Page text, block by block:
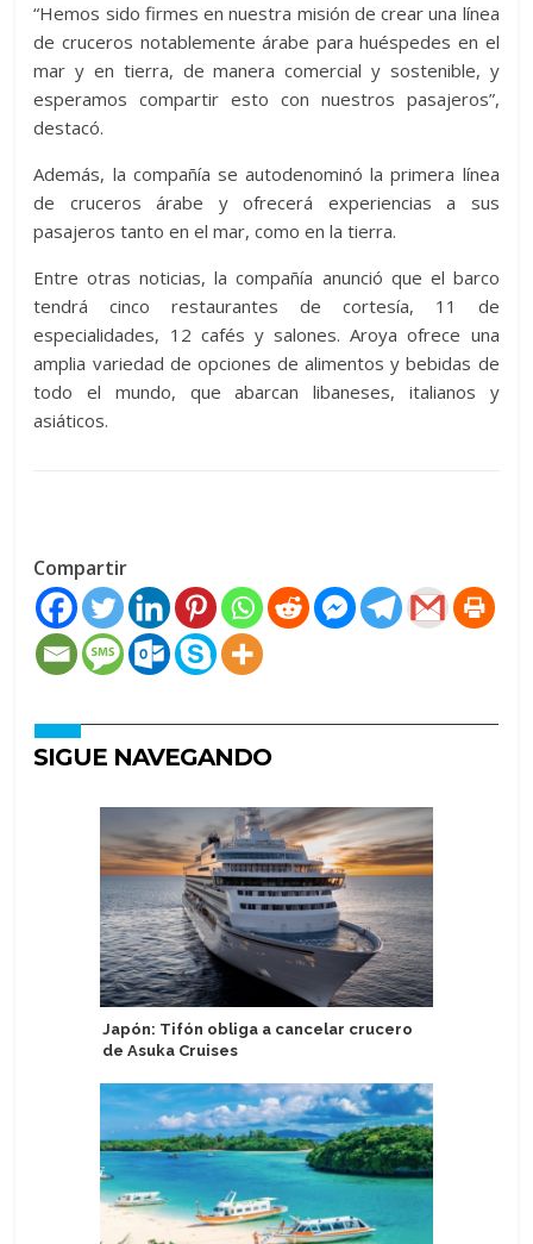
“Hemos sido firmes en nuestra misión de crear una línea
de cruceros notablemente árabe para huéspedes en el
mar y en tierra, de manera comercial y sostenible, y
esperamos compartir esto con nuestros pasajeros”,
destacó.
Además, la compañía se autodenominó la primera línea
de cruceros árabe y ofrecerá experiencias a sus
pasajeros tanto en el mar, como en la tierra.
Entre otras noticias, la compañía anunció que el barco
tendrá cinco restaurantes de cortesía, 11 de
especialidades, 12 cafés y salones. Aroya ofrece una
amplia variedad de opciones de alimentos y bebidas de
todo el mundo, que abarcan libaneses, italianos y
asiáticos.
Compartir
SIGUE NAVEGANDO
Japón: Tifón obliga a cancelar crucero
de Asuka Cruises